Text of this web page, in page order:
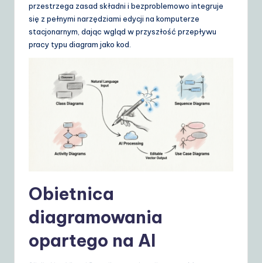
&
S
o
lu
ti
przestrzega zasad składni i bezproblemowo integruje
się z pełnymi narzędziami edycji na komputerze
stacjonarnym, dając wgląd w przyszłość przepływu
pracy typu diagram jako kod.
Obietnica
diagramowania
opartego na AI